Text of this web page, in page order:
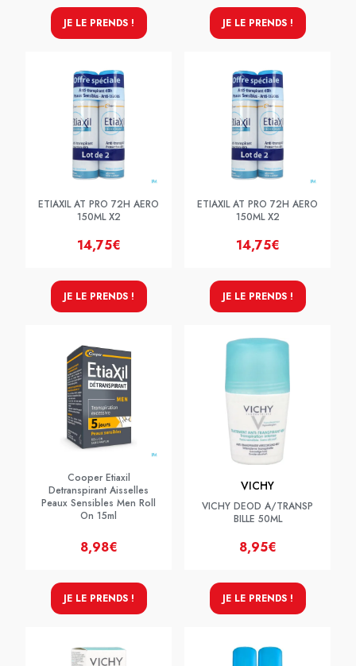
JE LE PRENDS ! JE LE PRENDS !
ETIAXIL AT PRO 72H AERO
150ML X2
14,75€
JE LE PRENDS !
ETIAXIL AT PRO 72H AERO
150ML X2
14,75€
JE LE PRENDS !
Cooper Etiaxil
Detranspirant Aisselles
Peaux Sensibles Men Roll
On 15ml
8,98€
JE LE PRENDS !
VICHY
VICHY DEOD A/TRANSP
BILLE 50ML
8,95€
JE LE PRENDS !